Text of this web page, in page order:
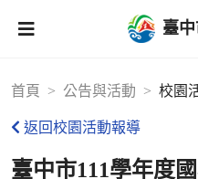
臺
首頁 公告與活動 校園
返回校園活動報導
臺中市111學年度